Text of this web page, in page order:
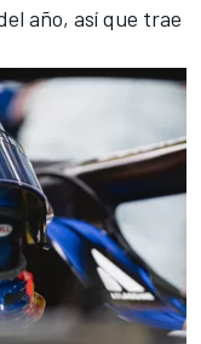
año, así que trae